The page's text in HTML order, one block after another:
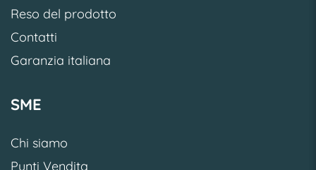
Reso del prodotto
Contatti
Garanzia italiana
SME
Chi siamo
Punti Vendita